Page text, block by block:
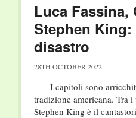
Luca Fassina,
Stephen
disastro
28TH OCTOBER 2022
I capitoli sono
tradizione americana. Tra
Stephen King è il